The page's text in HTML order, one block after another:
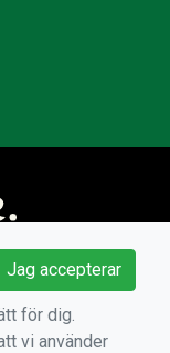
Jag accepterar
för dig.
vi använder